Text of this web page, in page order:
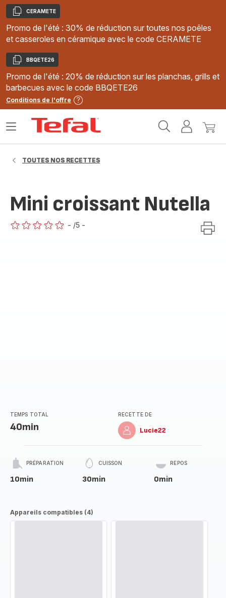
Copier
CERAMETE
Promo de l'été : 30% de réduction sur toutes nos poêles
et casseroles en céramique avec le code CERAMETE
Copier
BBQETE26
Promo de l'été : 20% de réduction sur les planchas, grills et
barbecues avec le code BBQETE26
Conditions de l'offre
MonMon
Ouvrir
TOUTES NOS RECETTES
Mini croissant Nutella
- /5 -
TEMPS TOTAL
40min
RECETTE DE
Lucie22
PRÉPARATION
10min
CUISSON
30min
REPOS
0min
Appareils compatibles (4)